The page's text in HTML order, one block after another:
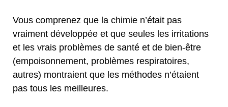
Vous comprenez que la chimie n’était pas
vraiment développée et que seules les irritations
et les vrais problèmes de santé et de bien-être
(empoisonnement, problèmes respiratoires,
autres) montraient que les méthodes n’étaient
pas tous les meilleures.